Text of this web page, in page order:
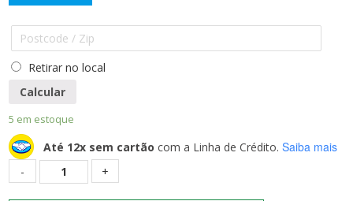
Retirar no local
Calcular
5 em estoque
Até 12x sem cartão com a Linha de Crédito. Saiba mais
Quantidade